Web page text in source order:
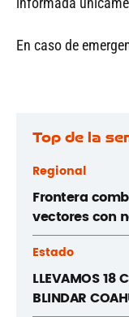
En caso de
Top de la
Regional
Frontera
vectores con
Estado
LLEVAMOS 18
BLINDAR